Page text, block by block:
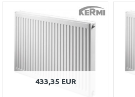
DO KOŠÍKA
433,35 EUR